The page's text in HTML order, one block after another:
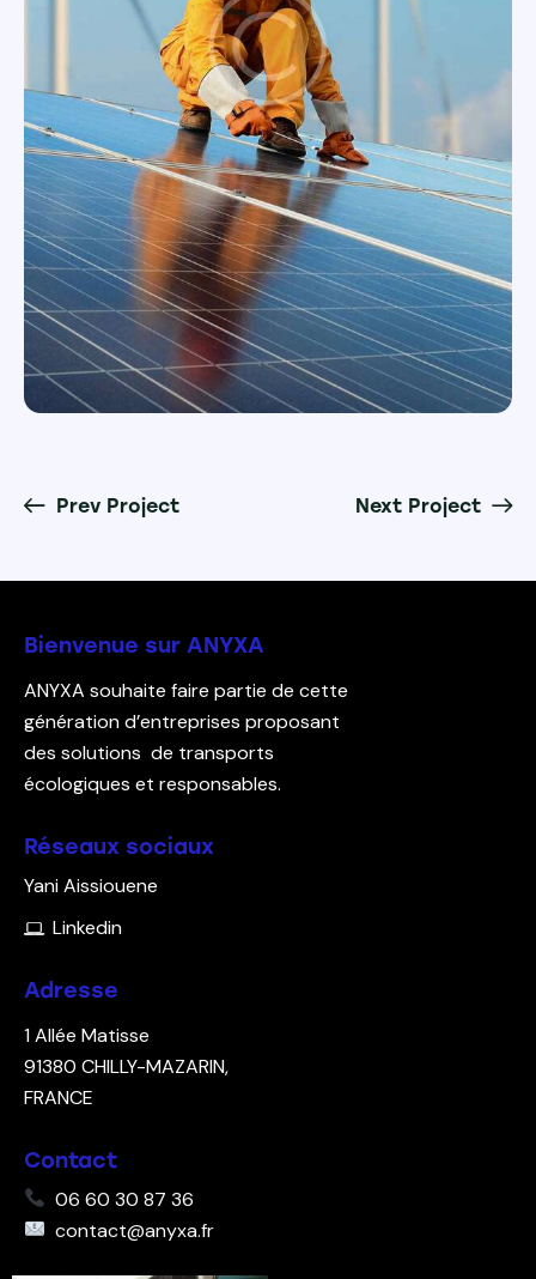
Prev Project Next Project
Bienvenue sur ANYXA
ANYXA souhaite faire partie de cette
génération d’entreprises proposant
des solutions de transports
écologiques et responsables.
Réseaux sociaux
Yani Aissiouene
Linkedin
Adresse
1 Allée Matisse
91380 CHILLY-MAZARIN,
FRANCE
Contact
06 60 30 87 36
contact@anyxa.fr